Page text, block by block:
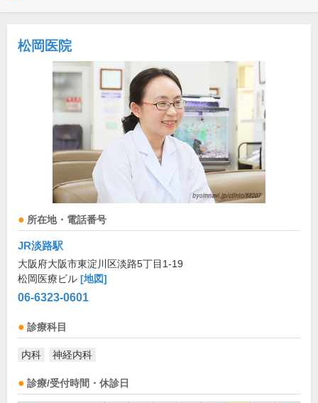
松岡医院
所在地・電話番号
JR淡路駅
大阪府大阪市東淀川区淡路5丁目1-19
松岡医療ビル [地図]
06-6323-0601
診療科目
内科 神経内科
診療/受付時間・休診日